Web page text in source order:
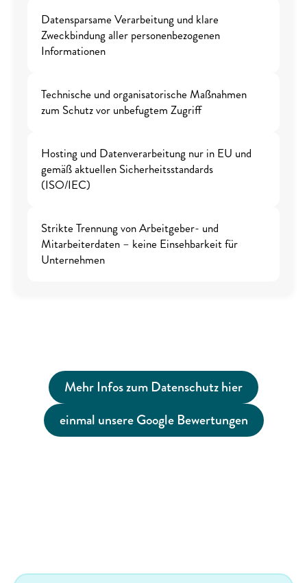
Datensparsame Verarbeitung und klare
Zweckbindung aller personenbezogenen
Informationen
Technische und organisatorische Maßnahmen
zum Schutz vor unbefugtem Zugriff
Hosting und Datenverarbeitung nur in EU und
gemäß aktuellen Sicherheitsstandards
(ISO/IEC)
Strikte Trennung von Arbeitgeber- und
Mitarbeiterdaten – keine Einsehbarkeit für
Unternehmen
Mehr Infos zum Datenschutz hier
einmal unsere Google Bewertungen
zuIhremUnternehmenpasst.